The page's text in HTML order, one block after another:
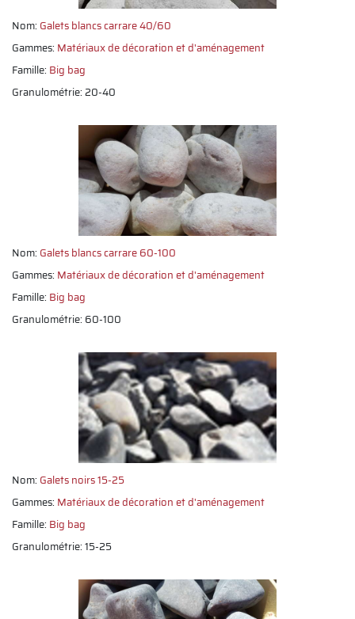
Nom: Galets blancs carrare 40/60
Gammes: Matériaux de décoration et d'aménagement
Famille: Big bag
Granulométrie: 20-40
Nom: Galets blancs carrare 60-100
Gammes: Matériaux de décoration et d'aménagement
Famille: Big bag
Granulométrie: 60-100
Nom: Galets noirs 15-25
Gammes: Matériaux de décoration et d'aménagement
Famille: Big bag
Granulométrie: 15-25